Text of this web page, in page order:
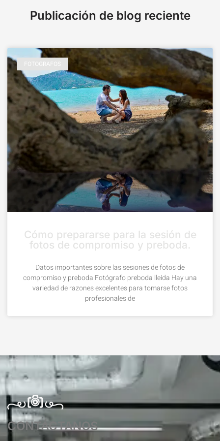
Publicación de blog reciente
FOTOGRAFOS
Cómo prepararse para la sesión de
fotos de compromiso y preboda.
Datos importantes sobre las sesiones de fotos de
compromiso y preboda Fotógrafo preboda lleida Hay una
variedad de razones excelentes para tomarse fotos
profesionales de
CONTÁCTANOS